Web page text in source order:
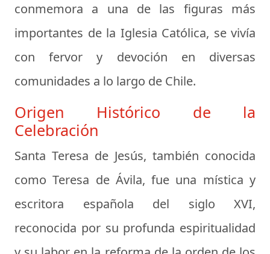
conmemora a una de las figuras más
importantes de la Iglesia Católica, se vivía
con fervor y devoción en diversas
comunidades a lo largo de Chile.
Origen Histórico de la
Celebración
Santa Teresa de Jesús, también conocida
como Teresa de Ávila, fue una mística y
escritora española del siglo XVI,
reconocida por su profunda espiritualidad